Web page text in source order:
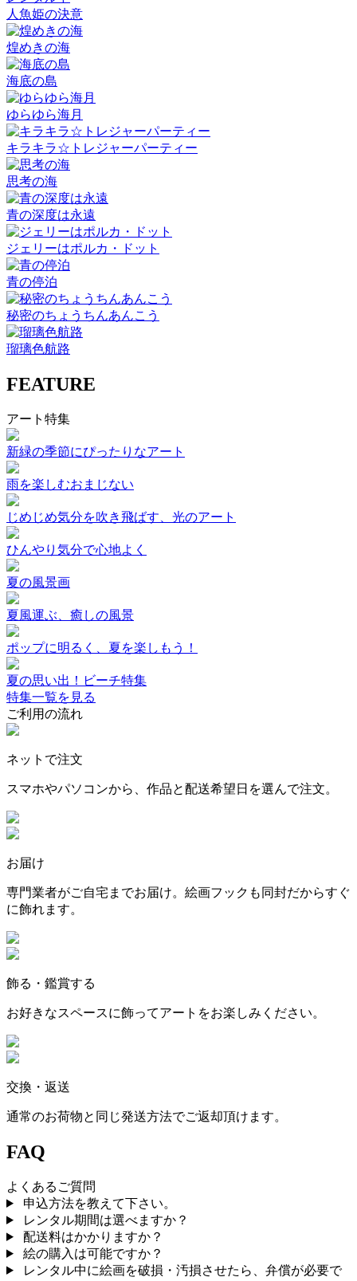
人魚姫の決意
煌めきの海
海底の島
ゆらゆら海月
キラキラ☆トレジャーパーティー
思考の海
青の深度は永遠
ジェリーはポルカ・ドット
青の停泊
秘密のちょうちんあんこう
瑠璃色航路
FEATURE
アート特集
新緑の季節にぴったりなアート
雨を楽しむおまじない
じめじめ気分を吹き飛ばす、光のアート
ひんやり気分で心地よく
夏の風景画
夏風運ぶ、癒しの風景
ポップに明るく、夏を楽しもう！
夏の思い出！ビーチ特集
特集一覧を見る
ご利用の流れ
ネットで注文
スマホやパソコンから、作品と配送希望日を選んで注文。
お届け
専門業者がご自宅までお届け。絵画フックも同封だからすぐ
に飾れます。
飾る・鑑賞する
お好きなスペースに飾ってアートをお楽しみください。
交換・返送
通常のお荷物と同じ発送方法でご返却頂けます。
FAQ
よくあるご質問
申込方法を教えて下さい。
レンタル期間は選べますか？
配送料はかかりますか？
絵の購入は可能ですか？
レンタル中に絵画を破損・汚損させたら、弁償が必要で